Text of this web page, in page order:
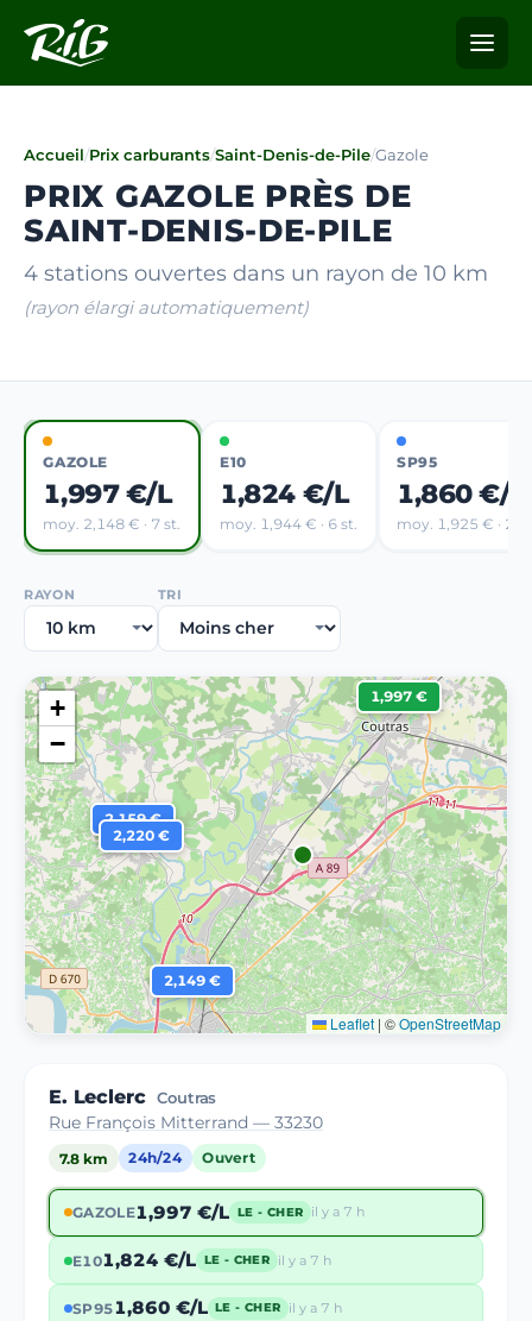
Accueil/Prix carburants/Saint-Denis-de-Pile/Gazole
PRIX GAZOLE PRÈS DE
SAINT-DENIS-DE-PILE
4 stations ouvertes dans un rayon de 10 km
(rayon élargi automatiquement)
GAZOLE
1,997 €/L
moy. 2,148 € · 7 st.
E10
1,824 €/L
moy. 1,944 € · 6 st.
SP95
1,860 €/L
moy. 1,925 € · 2
RAYON TRI
1,997 €
2,149 €
2,159 €
2,220 €
+
−
Leaflet | ©OpenStreetMap
E. Leclerc Coutras
Rue François Mitterrand — 33230
7.8 km 24h/24 Ouvert
GAZOLE1,997 €/L LE - CHER il y a 7 h
E101,824 €/L LE - CHER il y a 7 h
SP951,860 €/L LE - CHER il y a 7 h